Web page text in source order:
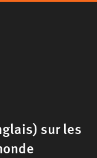
sur les